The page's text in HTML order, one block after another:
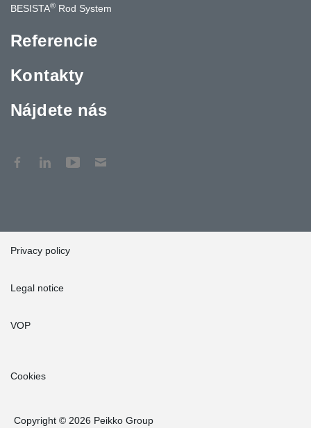
BESISTA® Rod System
Referencie
Kontakty
Nájdete nás
Privacy policy
Legal notice
VOP
Cookies
Copyright © 2026 Peikko Group